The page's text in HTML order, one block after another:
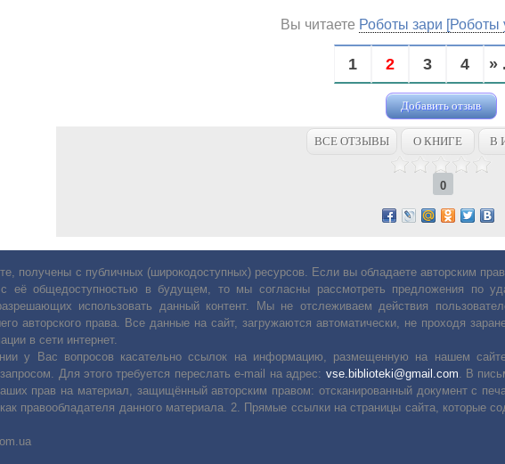
Вы читаете Роботы зари [Роботы
1 2 3 4 »
Добавить отзыв
ВСЕ ОТЗЫВЫ О КНИГЕ В
0
получены с публичных (широкодоступных) ресурсов. Если вы обладаете авторским
её общедоступностью в будущем, то мы согласны рассмотреть предложения по
использовать данный контент. Мы не отслеживаем действия
авторского права. Все данные на сайт, загружаются автоматически, не проходя
в сети интернет.
у Вас вопросов касательно ссылок на информацию, размещенную на нашем
Для этого требуется переслать е-mail на адрес: vse.biblioteki@gmail.com . В
прав на материал, защищённый авторским правом: отсканированный документ с
правообладателя данного материала. 2. Прямые ссылки на страницы сайта, которые